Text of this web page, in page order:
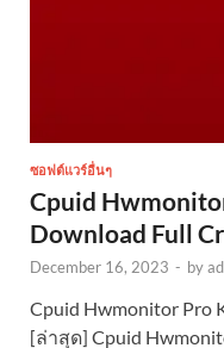
ซอฟต์แวร์อื่นๆ
Cpuid
Download Full
December 16, 2023 - by
Cpuid Hwmonitor Pro
[ล่าสุด] Cpuid